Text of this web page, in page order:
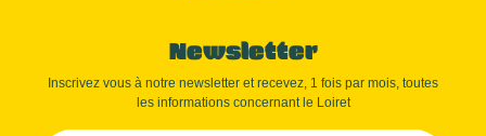
Newsletter
Inscrivez vous à notre newsletter et recevez, 1 fois par mois, toutes
les informations concernant le Loiret